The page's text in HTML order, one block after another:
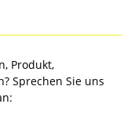
Produkt,
Sprechen Sie uns